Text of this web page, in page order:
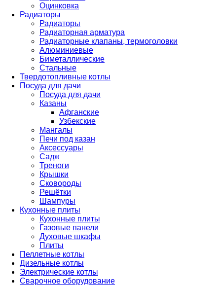
Оцинковка
Радиаторы
Радиаторы
Радиаторная арматура
Радиаторные клапаны, термоголовки
Алюминиевые
Биметаллические
Стальные
Твердотопливные котлы
Посуда для дачи
Посуда для дачи
Казаны
Афганские
Узбекские
Мангалы
Печи под казан
Аксессуары
Садж
Треноги
Крышки
Сковороды
Решётки
Шампуры
Кухонные плиты
Кухонные плиты
Газовые панели
Духовые шкафы
Плиты
Пеллетные котлы
Дизельные котлы
Электрические котлы
Сварочное оборудование